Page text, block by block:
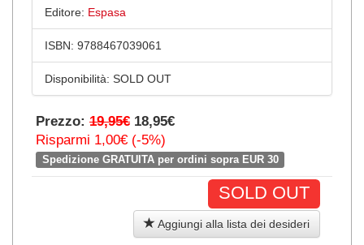
Editore: Espasa
ISBN: 9788467039061
Disponibilità: SOLD OUT
Prezzo: 19,95€ 18,95€
Risparmi 1,00€ (-5%)
Spedizione GRATUITA per ordini sopra EUR 30
SOLD OUT
Aggiungi alla lista dei desideri